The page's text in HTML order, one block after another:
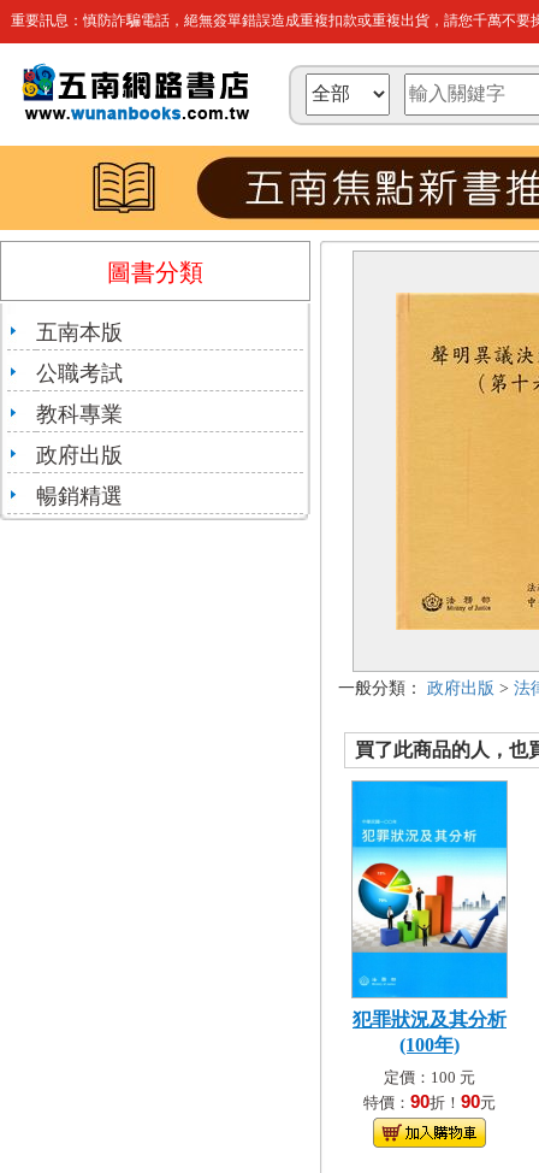
重要訊息：慎防詐騙電話，絕無簽單錯誤造成重複扣款或重複出貨，請您千萬不要
圖書分類
五南本版
公職考試
教科專業
政府出版
暢銷精選
一般分類： 政府出版 > 法
買了此商品的人，也
犯罪狀況及其分析
(100年)
定價：100 元
特價： 90折！ 90元